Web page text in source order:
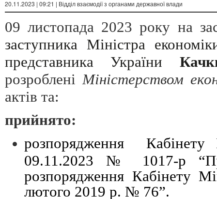
20.11.2023 | 09:21 | Відділ взаємодії з органами державної влади
09 листопада 2023 року на
заступника Міністра
представника України
розробленіМіністерством
актів та:
прийнято:
розпорядження Кабінету
09.11.2023 № 1017-р
розпорядження Кабінету
лютого 2019 р. № 76”.